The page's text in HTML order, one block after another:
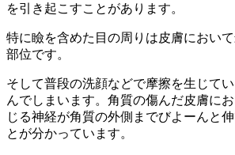
を引き起こすことがあります。
特に瞼を含めた目の周りは皮膚におい
部位です。
そして普段の洗顔などで摩擦を生じて
んでしまいます。角質の傷んだ皮膚に
じる神経が角質の外側までびよーんと
とが分かっています。